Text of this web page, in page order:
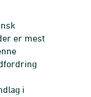
er mest
i